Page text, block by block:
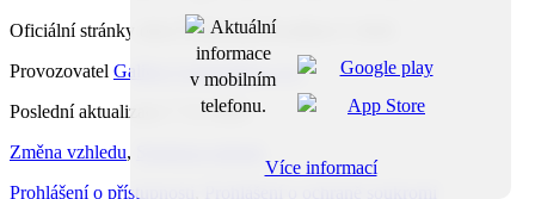
Více informací
Oficiální stránky obce Čechy pod Kosířem © 2026
Provozovatel Galileo Corporation s.r.o.
Poslední aktualizace: 7. 8. 2026
Změna vzhledu,
Prohlášení o přístupnosti